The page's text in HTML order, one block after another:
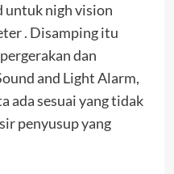
untuk nigh vision
. Disamping itu
dan
and Light Alarm,
ada sesuai yang tidak
penyusup yang